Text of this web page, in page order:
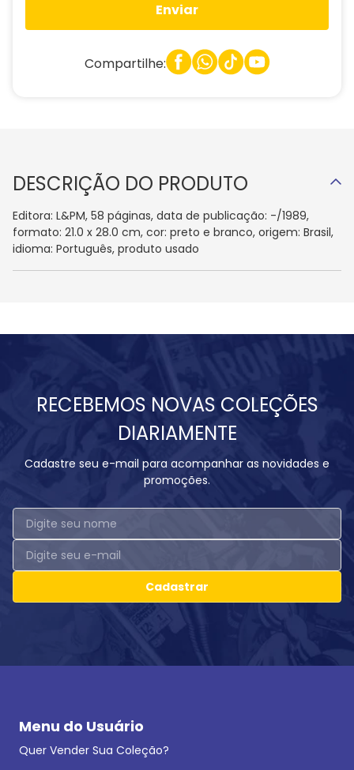
Enviar
Compartilhe:
DESCRIÇÃO DO PRODUTO
Editora: L&PM, 58 páginas, data de publicação: -/1989,
formato: 21.0 x 28.0 cm, cor: preto e branco, origem: Brasil,
idioma: Português, produto usado
RECEBEMOS NOVAS COLEÇÕES
DIARIAMENTE
Cadastre seu e-mail para acompanhar as novidades e
promoções.
Cadastrar
Menu do Usuário
Quer Vender Sua Coleção?